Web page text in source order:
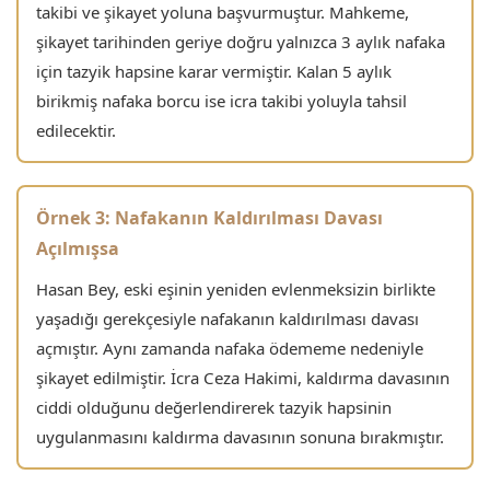
takibi ve şikayet yoluna başvurmuştur. Mahkeme,
şikayet tarihinden geriye doğru yalnızca 3 aylık nafaka
için tazyik hapsine karar vermiştir. Kalan 5 aylık
birikmiş nafaka borcu ise icra takibi yoluyla tahsil
edilecektir.
Örnek 3: Nafakanın Kaldırılması Davası
Açılmışsa
Hasan Bey, eski eşinin yeniden evlenmeksizin birlikte
yaşadığı gerekçesiyle nafakanın kaldırılması davası
açmıştır. Aynı zamanda nafaka ödememe nedeniyle
şikayet edilmiştir. İcra Ceza Hakimi, kaldırma davasının
ciddi olduğunu değerlendirerek tazyik hapsinin
uygulanmasını kaldırma davasının sonuna bırakmıştır.